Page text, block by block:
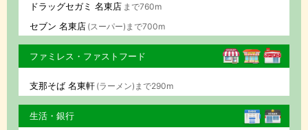
ドラッグセガミ 名東店 まで760m
セブン 名東店 (スーパー)まで700m
ファミレス・ファストフード
支那そば 名東軒 (ラーメン)まで290m
生活・銀行